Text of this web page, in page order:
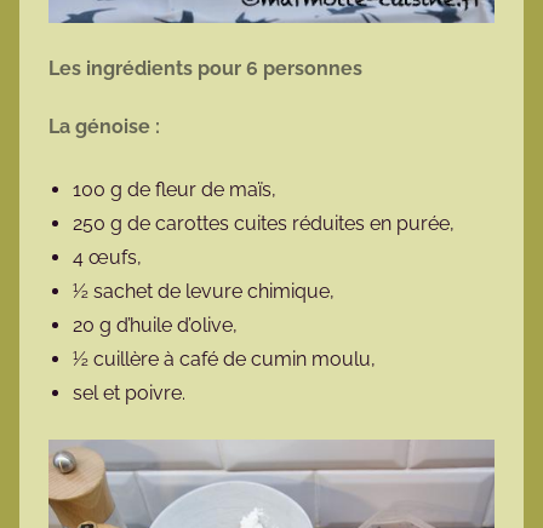
Les ingrédients pour 6 personnes
La génoise :
100 g de fleur de maïs,
250 g de carottes cuites réduites en purée,
4 œufs,
½ sachet de levure chimique,
20 g d’huile d’olive,
½ cuillère à café de cumin moulu,
sel et poivre.